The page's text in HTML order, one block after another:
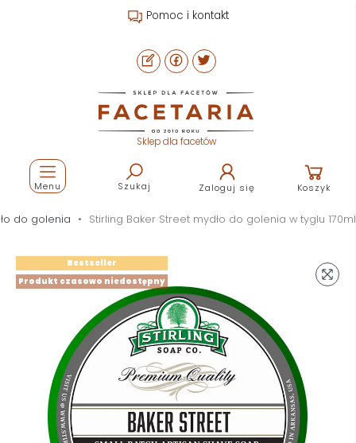
Pomoc i kontakt
Sklep dla facetów
Szukaj Zaloguj się Koszyk
Menu
do golenia Stirling Baker Street mydło do golenia w tyglu 170ml
Produkt czasowo niedostępny
Bestseller